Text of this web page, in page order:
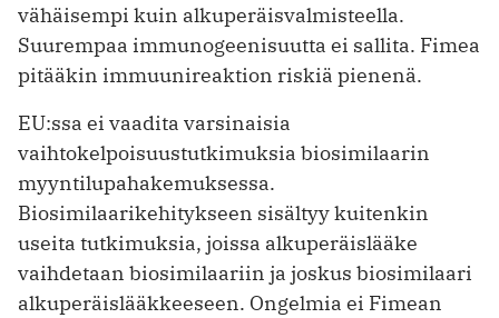
vähäisempi kuin alkuperäisvalmisteella.
Suurempaa immunogeenisuutta ei sallita. Fimea
pitääkin immuunireaktion riskiä pienenä.
EU:ssa ei vaadita varsinaisia
vaihtokelpoisuustutkimuksia biosimilaarin
myyntilupahakemuksessa.
Biosimilaarikehitykseen sisältyy kuitenkin
useita tutkimuksia, joissa alkuperäislääke
vaihdetaan biosimilaariin ja joskus biosimilaari
alkuperäislääkkeeseen. Ongelmia ei Fimean